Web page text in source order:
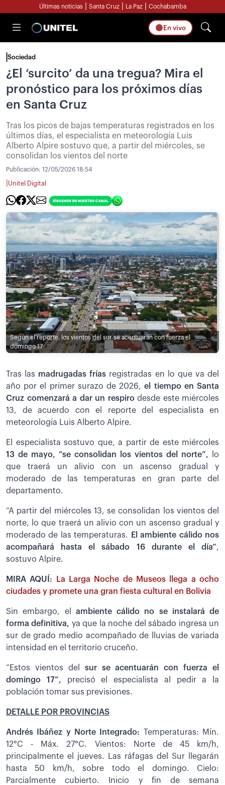
Últimas noticias Santa Cruz La Paz Cochabamba
En vivo
Sociedad
¿El ‘surcito’ da una tregua? Mira el
pronóstico para los próximos días
en Santa Cruz
Tras los picos de bajas temperaturas registrados en los
últimos días, el especialista en meteorología Luis
Alberto Alpire sostuvo que, a partir del miércoles, se
consolidan los vientos del norte
Publicación: 12/05/2026 18:54
Unitel Digital
Según el reporte, los vientos del sur se acentuarán con fuerza el
domingo 17
Tras las madrugadas frías registradas en lo que va del
año por el primer surazo de 2026,el tiempo en Santa
Cruz comenzará a dar un respiro desde este miércoles
13, de acuerdo con el reporte del especialista en
meteorología Luis Alberto Alpire.
El especialista sostuvo que, a partir de este miércoles
13 de mayo, “se consolidan los vientos del norte”, lo
que traerá un alivio con un ascenso gradual y
moderado de las temperaturas en gran parte del
departamento.
“A partir del miércoles 13, se consolidan los vientos del
norte, lo que traerá un alivio con un ascenso gradual y
moderado de las temperaturas.
El ambiente cálido nos
acompañará hasta el sábado 16 durante el día”,
sostuvo Alpire.
MIRA AQUÍ:
La Larga Noche de Museos llega a ocho
ciudades y promete una gran fiesta cultural en Bolivia
Sin embargo, el ambiente cálido no se instalará de
forma definitiva, ya que la noche del sábado ingresa un
sur de grado medio acompañado de lluvias de variada
intensidad en el territorio cruceño.
“Estos vientos del sur se acentuarán con fuerza el
domingo 17”, precisó el especialista al pedir a la
población tomar sus previsiones.
DETALLE POR PROVINCIAS
Andrés Ibáñez y Norte Integrado: Temperaturas: Mín.
12°C - Máx. 27°C. Vientos: Norte de 45 km/h,
principalmente el jueves. Las ráfagas del Sur llegarán
hasta 50 km/h, sobre todo el domingo. Cielo:
Parcialmente cubierto. Inicio y fin de semana